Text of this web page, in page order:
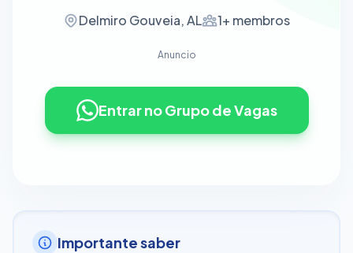
Delmiro Gouveia, AL 1+ membros
Anuncio
Entrar no Grupo de Vagas
Importante saber